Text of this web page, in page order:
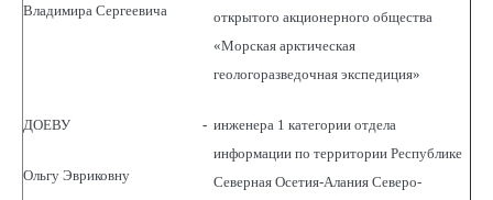
Владимира Сергеевича
открытого акционерного общества
«Морская арктическая
геологоразведочная экспедиция»
ДОЕВУ
Ольгу Эвриковну
- инженера 1 категории отдела
информации по территории Республике
Северная Осетия-Алания Северо-